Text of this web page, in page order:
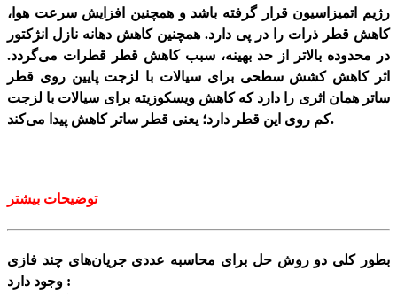
رژیم اتمیزاسیون قرار گرفته باشد و همچنین افزایش سرعت هوا،
کاهش قطر ذرات را در پی دارد. همچنین کاهش دهانه نازل انژکتور
در محدوده بالاتر از حد بهینه، سبب کاهش قطر قطرات می‌گردد.
اثر کاهش کشش سطحی برای سیالات با لزجت پایین روی قطر
ساتر همان اثری را دارد که کاهش ویسکوزیته برای سیالات با لزجت
کم روی این قطر دارد؛ یعنی قطر ساتر کاهش پیدا می‌‌کند.
توضیحات بیشتر
بطور کلی دو روش حل برای محاسبه عددی جریان‌های چند فازی
وجود دارد :